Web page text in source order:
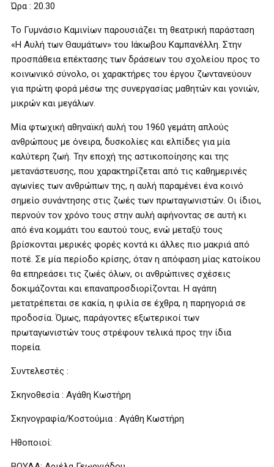
Ώρα : 20.30
To Γυμνάσιο Καμινίων παρουσιάζει τη θεατρική παράσταση
«Η Αυλή των Θαυμάτων» του Ιάκωβου Καμπανέλλη. Στην
προσπάθεια επέκτασης των δράσεων του σχολείου προς το
κοινωνικό σύνολο, οι χαρακτήρες του έργου ζωντανεύουν
για πρώτη φορά μέσω της συνεργασίας μαθητών και γονιών,
μικρών και μεγάλων.
Mία φτωχική αθηναϊκή αυλή του 1960 γεμάτη απλούς
ανθρώπους με όνειρα, δυσκολίες και ελπίδες για μία
καλύτερη ζωή. Την εποχή της αστικοποίησης και της
μετανάστευσης, που χαρακτηρίζεται από τις καθημερινές
αγωνίες των ανθρώπων της, η αυλή παραμένει ένα κοινό
σημείο συνάντησης στις ζωές των πρωταγωνιστών. Οι ίδιοι,
περνούν τον χρόνο τους στην αυλή αφήνοντας σε αυτή κι
από ένα κομμάτι του εαυτού τους, ενώ μεταξύ τους
βρίσκονται μερικές φορές κοντά κι άλλες πιο μακριά από
ποτέ. Σε μία περίοδο κρίσης, όταν η απόφαση μίας κατοίκου
θα επηρεάσει τις ζωές όλων, οι ανθρώπινες σχέσεις
δοκιμάζονται και επαναπροσδιορίζονται. Η αγάπη
μετατρέπεται σε κακία, η φιλία σε έχθρα, η παρηγοριά σε
προδοσία. Όμως, παράγοντες εξωτερικοί των
πρωταγωνιστών τους στρέφουν τελικά προς την ίδια
πορεία.
Συντελεστές :
Σκηνοθεσία : Αγάθη Κωστήρη
Σκηνογραφία/Κοστούμια : Αγάθη Κωστήρη
Ηθοποιοί: